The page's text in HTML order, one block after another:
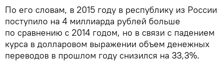
По его словам, в 2015 году в республику из России
поступило на 4 миллиарда рублей больше
по сравнению с 2014 годом, но в связи с падением
курса в долларовом выражении объем денежных
переводов в прошлом году снизился на 33,3%.